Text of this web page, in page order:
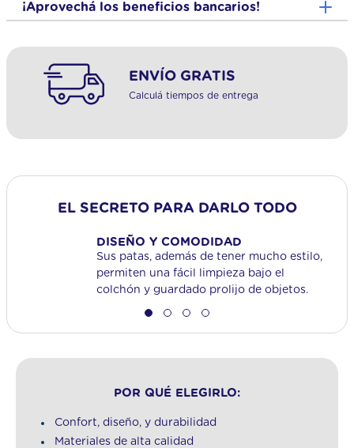
¡Aprovechá los beneficios bancarios!
ENVÍO GRATIS
Calculá tiempos de entrega
EL SECRETO PARA DARLO TODO
DISEÑO Y COMODIDAD
Sus patas, además de tener mucho estilo,
permiten una fácil limpieza bajo el
colchón y guardado prolijo de objetos.
POR QUÉ ELEGIRLO:
Confort, diseño, y durabilidad
Materiales de alta calidad